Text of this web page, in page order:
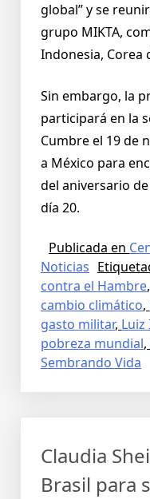
global” y se
grupo MIKTA,
Indonesia, Corea
Sin embargo, la
participará en la
Cumbre el 19 de
a México para
del aniversario
día 20.
Publicada en
Noticias
contra el Hambre,
cambio climático,
gasto militar, Luiz
pobreza mundial,
Sembrando Vida
Claudia
Brasil para